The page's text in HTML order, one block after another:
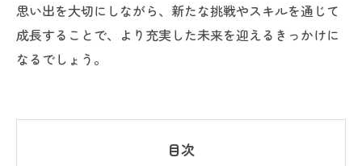
思い出を大切にしながら、新たな挑戦やスキルを通じて
成長することで、より充実した未来を迎えるきっかけに
なるでしょう。
目次